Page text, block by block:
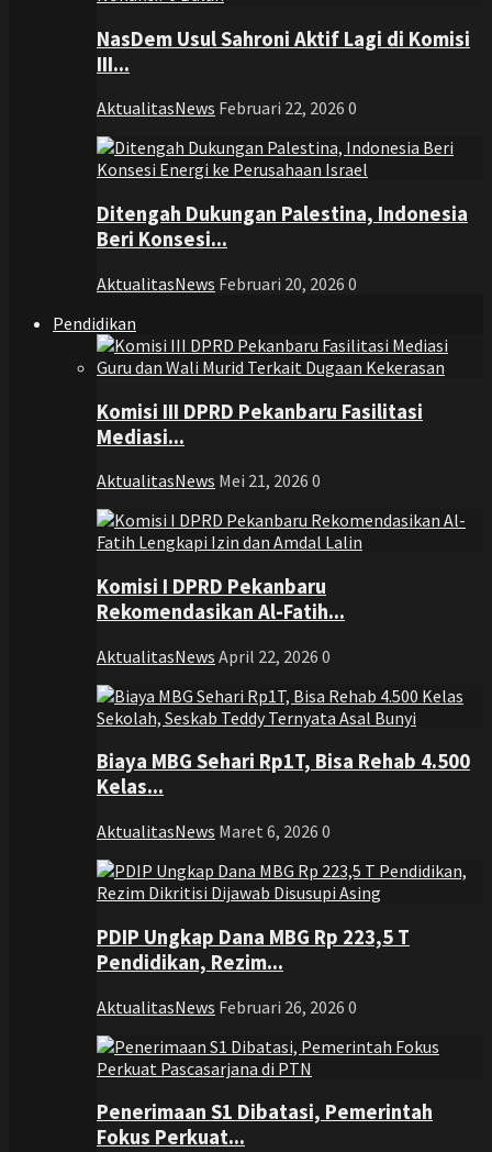
NasDem Usul Sahroni Aktif Lagi di Komisi
III...
AktualitasNews Februari 22, 2026 0
Ditengah Dukungan Palestina, Indonesia
Beri Konsesi...
AktualitasNews Februari 20, 2026 0
Pendidikan
Komisi III DPRD Pekanbaru Fasilitasi
Mediasi...
AktualitasNews Mei 21, 2026 0
Komisi I DPRD Pekanbaru
Rekomendasikan Al-Fatih...
AktualitasNews April 22, 2026 0
Biaya MBG Sehari Rp1T, Bisa Rehab 4.500
Kelas...
AktualitasNews Maret 6, 2026 0
PDIP Ungkap Dana MBG Rp 223,5 T
Pendidikan, Rezim...
AktualitasNews Februari 26, 2026 0
Penerimaan S1 Dibatasi, Pemerintah
Fokus Perkuat...